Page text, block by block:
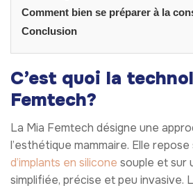
Comment bien se préparer à la
Conclusion
C’est quoi la
Femtech?
La Mia Femtech désigne une
l’esthétique mammaire. Elle repose
d’implants en silicone souple et sur
simplifiée, précise et peu invasive.